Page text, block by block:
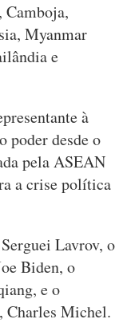
Myanmar
e
à
poder desde o
pela ASEAN
a crise política
Lavrov, o
Biden, o
e o
Charles Michel.